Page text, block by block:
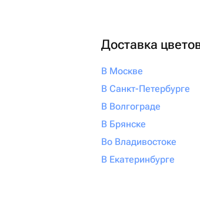
Доставка
В Москве
В Санкт-Петербурге
В Волгограде
В Брянске
Во Владивостоке
В Екатеринбурге